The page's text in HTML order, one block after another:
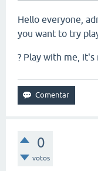
Hello everyone,
you want to try
? Play with me, it's
0
votos